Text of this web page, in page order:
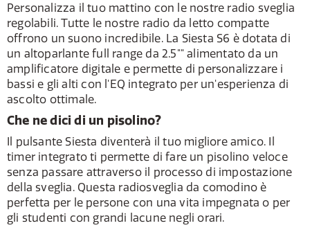
Personalizza il tuo mattino con le nostre radio sveglia
regolabili. Tutte le nostre radio da letto compatte
offrono un suono incredibile. La Siesta S6 è dotata di
un altoparlante full range da 2.5"" alimentato da un
amplificatore digitale e permette di personalizzare i
bassi e gli alti con l'EQ integrato per un'esperienza di
ascolto ottimale.
Che ne dici di un pisolino?
Il pulsante Siesta diventerà il tuo migliore amico. Il
timer integrato ti permette di fare un pisolino veloce
senza passare attraverso il processo di impostazione
della sveglia. Questa radiosveglia da comodino è
perfetta per le persone con una vita impegnata o per
gli studenti con grandi lacune negli orari.